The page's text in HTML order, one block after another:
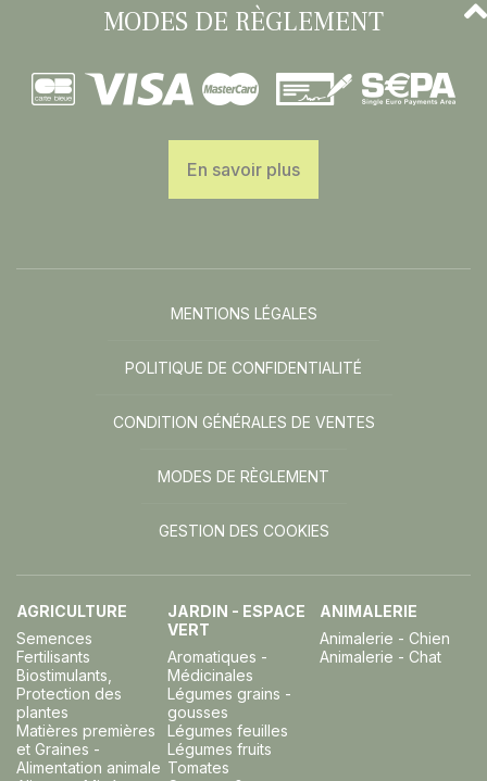
MODES DE RÈGLEMENT
En savoir plus
MENTIONS LÉGALES
POLITIQUE DE CONFIDENTIALITÉ
CONDITION GÉNÉRALES DE VENTES
MODES DE RÈGLEMENT
GESTION DES COOKIES
AGRICULTURE
Semences
Fertilisants
Biostimulants,
Protection des
plantes
Matières premières
et Graines -
Alimentation animale
JARDIN - ESPACE
VERT
Aromatiques -
Médicinales
Légumes grains -
gousses
Légumes feuilles
Légumes fruits
Tomates
ANIMALERIE
Animalerie - Chien
Animalerie - Chat